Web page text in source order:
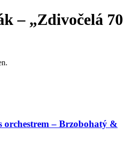
– „Zdivočelá 70
– Brzobohatý &